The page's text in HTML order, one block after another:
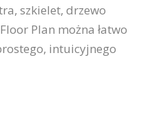
szkielet, drzewo
Plan można łatwo
intuicyjnego